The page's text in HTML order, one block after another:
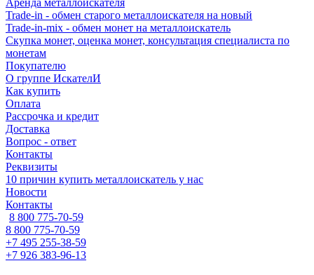
Аренда металлоискателя
Trade-in - обмен старого металлоискателя на новый
Trade-in-mix - обмен монет на металлоискатель
Скупка монет, оценка монет, консультация специалиста по
монетам
Покупателю
О группе ИскателИ
Как купить
Оплата
Рассрочка и кредит
Доставка
Вопрос - ответ
Контакты
Реквизиты
10 причин купить металлоискатель у нас
Новости
Контакты
8 800 775-70-59
8 800 775-70-59
+7 495 255-38-59
+7 926 383-96-13